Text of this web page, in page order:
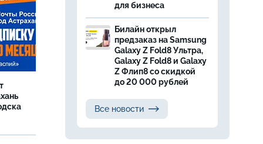
для бизнеса
Билайн открыл
предзаказ на Samsung
Galaxy Z Fold8 Ультра,
Galaxy Z Fold8 и Galaxy
Z Флип8 со скидкой
до 20 000 рублей
Все новости